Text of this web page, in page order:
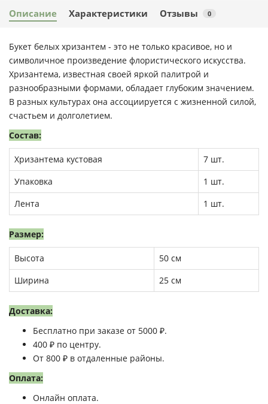
Описание Характеристики Отзывы 0
Букет белых хризантем - это не только красивое, но и
символичное произведение флористического искусства.
Хризантема, известная своей яркой палитрой и
разнообразными формами, обладает глубоким значением.
В разных культурах она ассоциируется с жизненной силой,
счастьем и долголетием.
Состав:
Хризантема кустовая
7 шт.
Упаковка
1 шт.
Лента
1 шт.
Размер:
Высота
50 см
Ширина
25 см
Доставка:
Бесплатно при заказе от 5000 ₽.
400 ₽ по центру.
От 800 ₽ в отдаленные районы.
Оплата:
Онлайн оплата.